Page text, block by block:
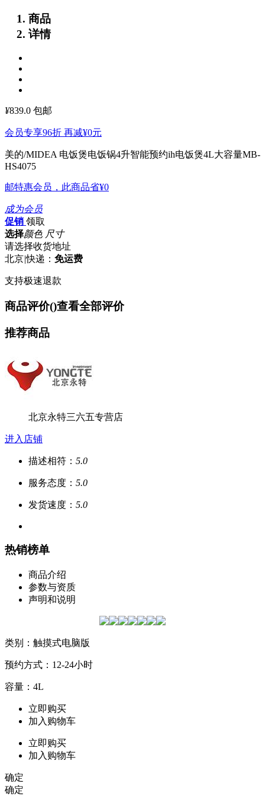
商品
详情
¥839.0 包邮
会员专享96折 再减¥0元
美的/MIDEA 电饭煲电饭锅4升智能预约ih电饭煲4L大容量MB-
HS4075
邮特惠会员，此商品省¥0
成为会员
促销 领取
选择颜色 尺寸
请选择收货地址
北京|快递： 免运费
支持极速退款
商品评价()查看全部评价
推荐商品
北京永特三六五专营店
进入店铺
描述相符： 5.0
服务态度： 5.0
发货速度： 5.0
热销榜单
商品介绍
参数与资质
声明和说明
类别：触摸式电脑版
预约方式：12-24小时
容量：4L
立即购买
加入购物车
立即购买
加入购物车
确定
确定